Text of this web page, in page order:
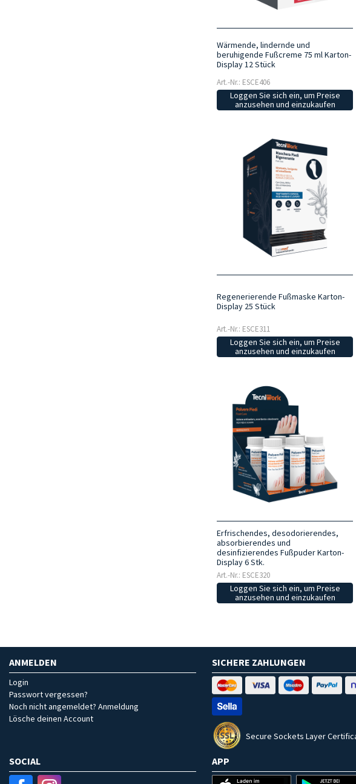
Wärmende, lindernde und
beruhigende Fußcreme 75 ml Karton-
Display 12 Stück
Art.-Nr.: ESCE406
Loggen Sie sich ein, um Preise
anzusehen und einzukaufen
Regenerierende Fußmaske Karton-
Display 25 Stück
Art.-Nr.: ESCE311
Loggen Sie sich ein, um Preise
anzusehen und einzukaufen
Erfrischendes, desodorierendes,
absorbierendes und
desinfizierendes Fußpuder Karton-
Display 6 Stk.
Art.-Nr.: ESCE320
Loggen Sie sich ein, um Preise
anzusehen und einzukaufen
ANMELDEN
Login
Passwort vergessen?
Noch nicht angemeldet? Anmeldung
Lösche deinen Account
SICHERE ZAHLUNGEN
Secure Sockets Layer
SOCIAL APP